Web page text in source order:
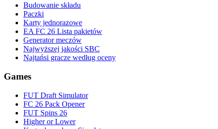
Budowanie składu
Paczki
Karty jednorazowe
EA FC 26 Lista pakietów
Generator meczów
Najwyższej jakości SBC
Najtańsi gracze według oceny
Games
FUT Draft Simulator
FC 26 Pack Opener
FUT Spins 26
Higher or Lower